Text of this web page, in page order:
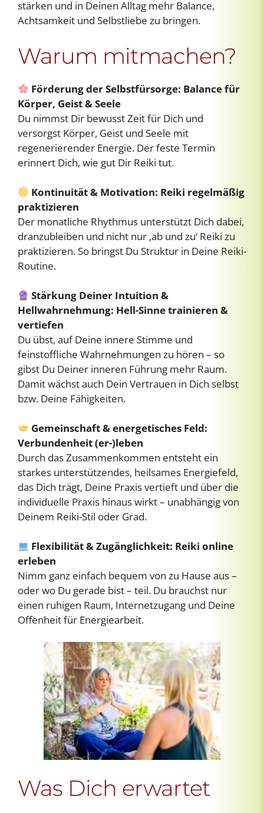
stärken und in Deinen Alltag mehr Balance,
Achtsamkeit und Selbstliebe zu bringen.
Warum mitmachen?
Förderung der Selbstfürsorge: Balance für
Körper, Geist & Seele
Du nimmst Dir bewusst Zeit für Dich und
versorgst Körper, Geist und Seele mit
regenerierender Energie. Der feste Termin
erinnert Dich, wie gut Dir Reiki tut.
Kontinuität & Motivation: Reiki regelmäßig
praktizieren
Der monatliche Rhythmus unterstützt Dich dabei,
dranzubleiben und nicht nur ‚ab und zu‘ Reiki zu
praktizieren. So bringst Du Struktur in Deine Reiki-
Routine.
Stärkung Deiner Intuition &
Hellwahrnehmung: Hell-Sinne trainieren &
vertiefen
Du übst, auf Deine innere Stimme und
feinstoffliche Wahrnehmungen zu hören – so
gibst Du Deiner inneren Führung mehr Raum.
Damit wächst auch Dein Vertrauen in Dich selbst
bzw. Deine Fähigkeiten.
Gemeinschaft & energetisches Feld:
Verbundenheit (er-)leben
Durch das Zusammenkommen entsteht ein
starkes unterstützendes, heilsames Energiefeld,
das Dich trägt, Deine Praxis vertieft und über die
individuelle Praxis hinaus wirkt – unabhängig von
Deinem Reiki-Stil oder Grad.
Flexibilität & Zugänglichkeit: Reiki online
erleben
Nimm ganz einfach bequem von zu Hause aus –
oder wo Du gerade bist – teil. Du brauchst nur
einen ruhigen Raum, Internetzugang und Deine
Offenheit für Energiearbeit.
Was Dich erwartet